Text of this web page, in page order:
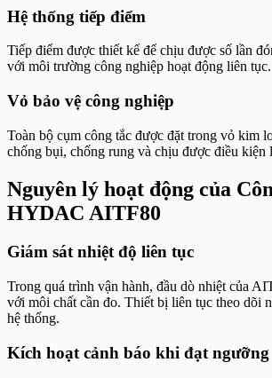
Hệ thống tiếp điểm
Tiếp điểm được thiết kế để chịu được số lần
với môi trường công nghiệp hoạt động liên tục.
Vỏ bảo vệ công nghiệp
Toàn bộ cụm công tắc được đặt trong vỏ kim
chống bụi, chống rung và chịu được điều kiện
Nguyên lý hoạt động của
HYDAC AITF80
Giám sát nhiệt độ liên tục
Trong quá trình vận hành, đầu dò nhiệt của
với môi chất cần đo. Thiết bị liên tục theo dõi
hệ thống.
Kích hoạt cảnh báo khi đạt ngưỡng